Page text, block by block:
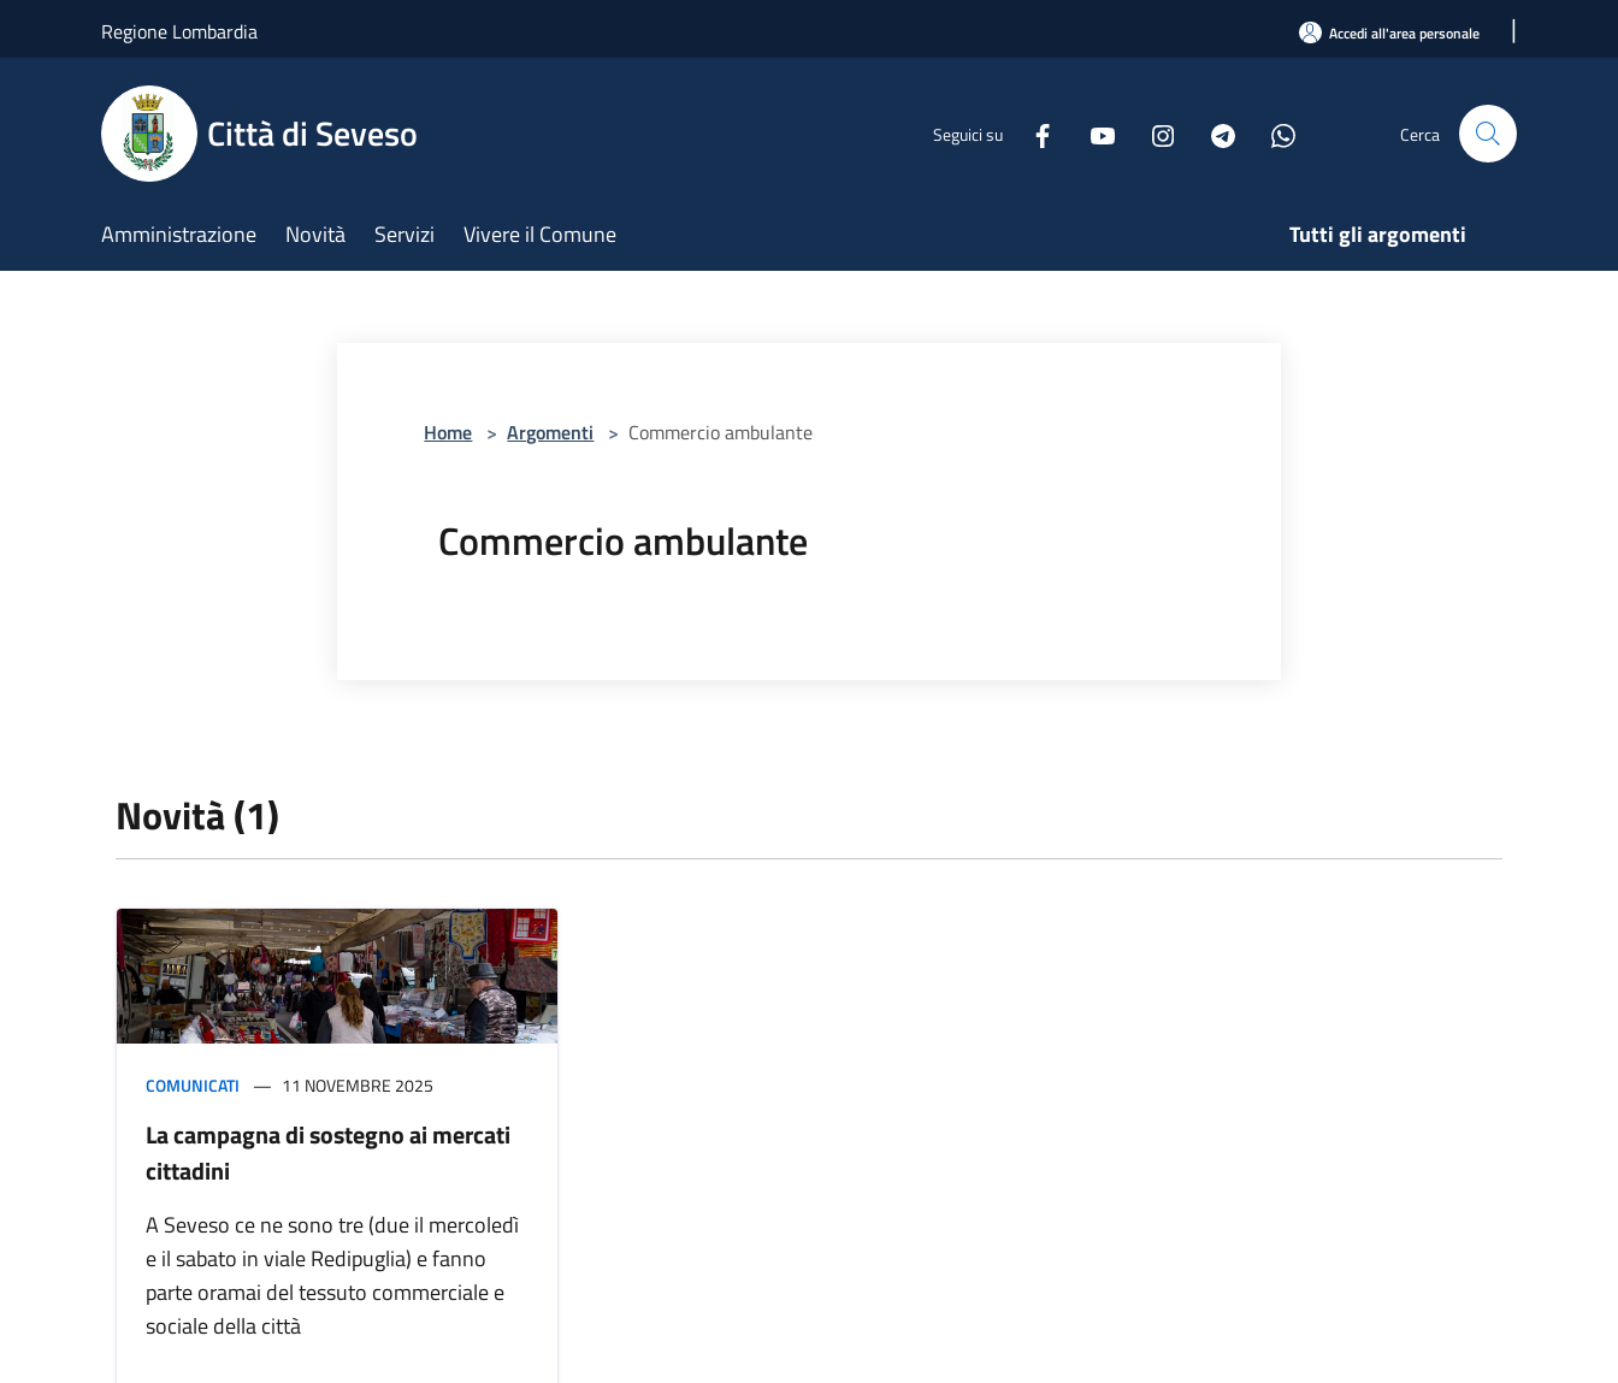
Regione Lombardia Accedi all'area personale |
Città di Seveso Seguici su Cerca
Amministrazione Novità Servizi Vivere il Comune Tutti gli argomenti
Home > Argomenti > Commercio ambulante
Commercio ambulante
Novità (1)
COMUNICATI 11 NOVEMBRE 2025
La campagna di sostegno ai mercati
cittadini
A Seveso ce ne sono tre (due il mercoledì
e il sabato in viale Redipuglia) e fanno
parte oramai del tessuto commerciale e
sociale della città